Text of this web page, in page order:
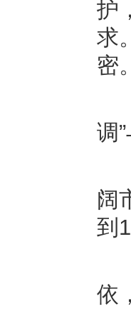
护
求
密
调
阔
到
依